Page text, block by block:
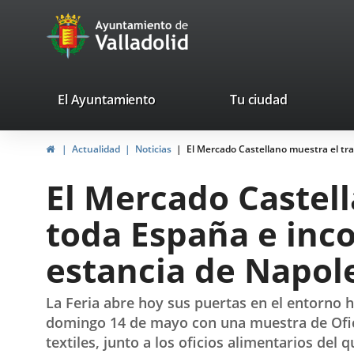
Portal
Web
Ayuntamiento
de
valladolid.es
El Ayuntamiento Tu ciudad
InicioActualidad Noticias El Mercado Castellano muestra el
El Mercado
toda España e
estancia de
La Feria abre hoy sus puertas en el entorno
domingo 14 de mayo con una muestra de
textiles, junto a los oficios alimentarios del